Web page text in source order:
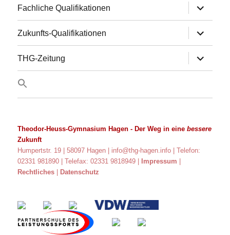
Fachliche Qualifikationen
anzeigen
Zukunfts-Qualifikationen
anzeigen
THG-Zeitung
anzeigen
Theodor-Heuss-Gymnasium Hagen - Der Weg in einebessere
Zukunft
Humpertstr. 19 | 58097 Hagen | info@thg-hagen.info
| Telefon:
02331 981890 | Telefax: 02331 9818949 |
Impressum
Rechtliches
Datenschutz